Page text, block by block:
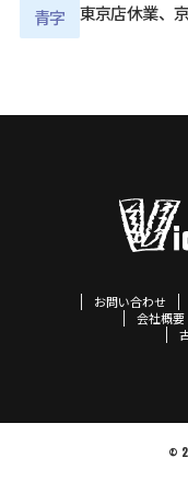
青字 東京店休業、
お問い合わせ
会社概要
©